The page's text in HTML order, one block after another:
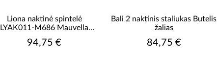
Liona naktinė spintelė
LYAK011-M686 Mauvella
94,75 €
Bali 2 naktinis staliukas Butelis
žalias
84,75 €